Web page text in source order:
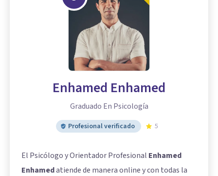
Enhamed Enhamed
Graduado En Psicología
Profesional verificado 5
El Psicólogo y Orientador Profesional Enhamed
Enhamedatiende de manera online y con todas la